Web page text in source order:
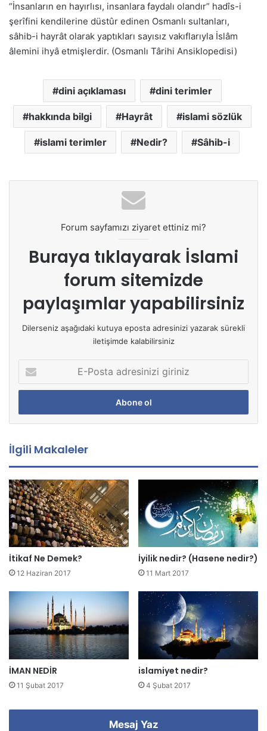
“İnsanların en hayırlısı, insanlara faydalı olandır” hadîs-i
şerîfini kendilerine düstûr edinen Osmanlı sultanları,
sâhib-i hayrât olarak yaptıkları sayısız vakıflarıyla İslâm
âlemini ihyâ etmişlerdir. (Osmanlı Târihi Ansiklopedisi)
dini açıklaması dini terimler
hakkında bilgi Hayrât islami sözlük
islami terimler Nedir? Sâhib-i
Forum sayfamızı ziyaret ettiniz mi?
Buraya tıklayarak İslami
forum sitemizde
paylaşımlar yapabilirsiniz
Dilerseniz aşağıdaki kutuya eposta adresinizi yazarak sürekli
iletişimde kalabilirsiniz
P
s
a
d
r
e
s
i
n
i
z
g
i
i
n
İlgili Makaleler
İtikaf Ne Demek?
12 Haziran 2017
İyilik nedir? (Hasene nedir?)
11 Mart 2017
İMAN NEDİR
11 Şubat 2017
islamiyet nedir?
4 Şubat 2017
Mesaj Yaz